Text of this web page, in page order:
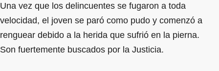
Una vez que los delincuentes se fugaron a toda
velocidad, el joven se paró como pudo y comenzó a
renguear debido a la herida que sufrió en la pierna.
Son fuertemente buscados por la Justicia.